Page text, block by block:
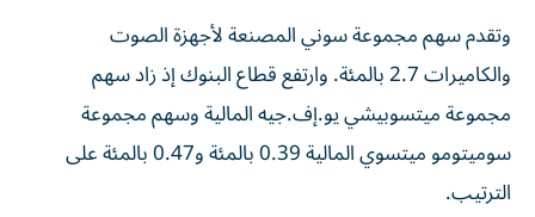
وتقدم ⁠سهم مجموعة سوني المصنعة لأجهزة الصوت ​
والكاميرات 2.7 بالمئة. وارتفع قطاع البنوك إذ زاد سهم
مجموعة ميتسوبيشي يو.إف.جيه المالية وسهم مجموعة
سوميتومو ميتسوي المالية 0.39 ⁠بالمئة و0.47 بالمئة على
الترتيب.